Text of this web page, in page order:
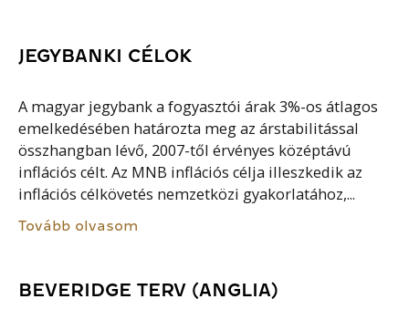
JEGYBANKI CÉLOK
A magyar jegybank a fogyasztói árak 3%-os átlagos
emelkedésében határozta meg az árstabilitással
összhangban lévő, 2007-től érvényes középtávú
inflációs célt. Az MNB inflációs célja illeszkedik az
inflációs célkövetés nemzetközi gyakorlatához,...
Tovább olvasom
BEVERIDGE TERV (ANGLIA)